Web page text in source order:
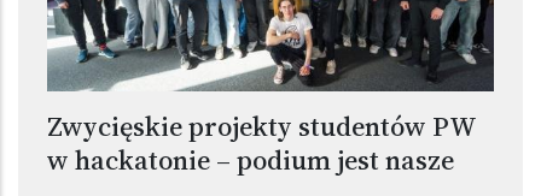
Zwycięskie projekty studentów PW
w hackatonie – podium jest nasze